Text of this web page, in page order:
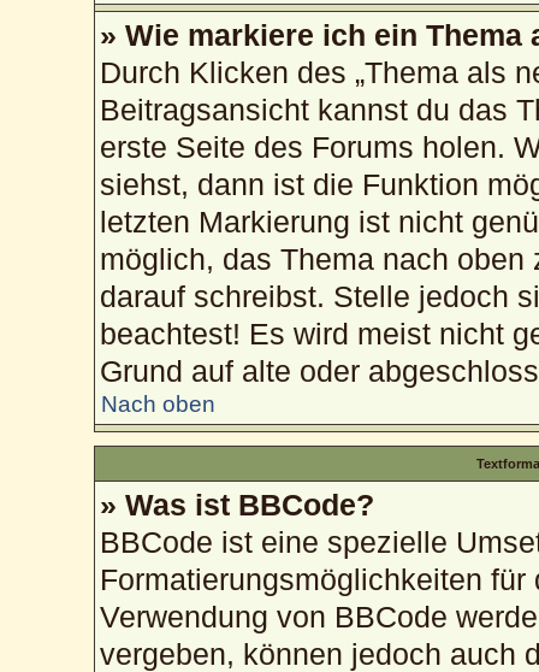
» Wie markiere ich ein Thema
Durch Klicken des „Thema als
Beitragsansicht kannst du das
erste Seite des Forums holen.
siehst, dann ist die Funktion
letzten Markierung ist nicht
möglich, das Thema nach
darauf schreibst. Stelle jedoch
beachtest! Es wird meist nicht
Grund auf alte oder
Nach oben
» Was ist BBCode?
BBCode ist eine spezielle
Formatierungsmöglichkeiten
Verwendung von BBCode
vergeben, können jedoch auch